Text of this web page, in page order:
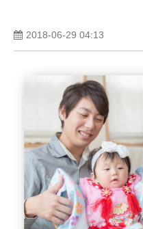
2018-06-29 04:13